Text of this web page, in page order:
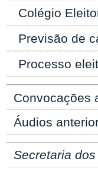
Colégio
Previsão de
Processo
Convocações
Áudios
Secretaria